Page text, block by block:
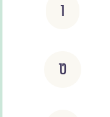
ו
ט